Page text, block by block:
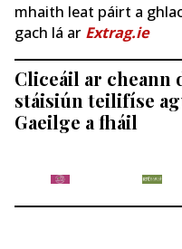
mhaith leat páirt a
gach lá ar Extrag.ie
Cliceáil ar cheann
stáisiún teilifíse
Gaeilge a fháil